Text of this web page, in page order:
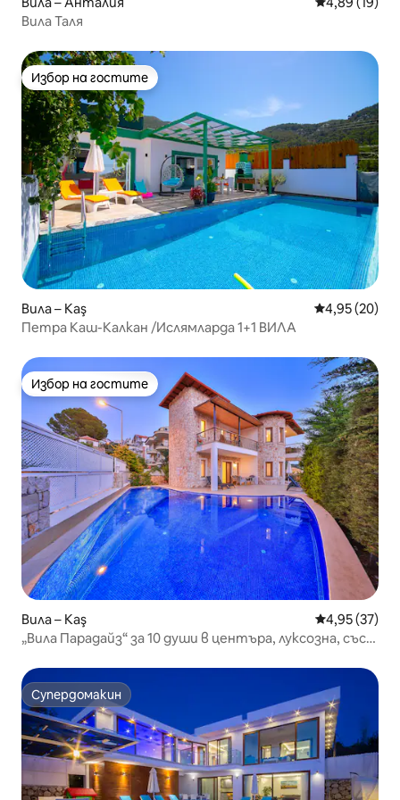
Вила Таля
Избор на гостите
Избор на гостите
Вила – Kaş Средна
4,95 (20)
Петра Каш-Калкан /Ислямларда 1+1 ВИЛА
Избор на гостите
Избор на гостите
Вила – Kaş Средна
4,95 (37)
„Вила Парадайз“ за 10 души в центъра, луксозна, със
Супердомакин
Супердомакин